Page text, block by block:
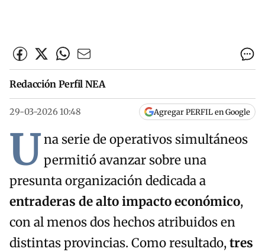
Redacción Perfil NEA
29-03-2026 10:48 Agregar PERFIL en Google
Una serie de operativos simultáneos
permitió avanzar sobre una
presunta organización dedicada a
entraderas de alto impacto económico,
con al menos dos hechos atribuidos en
distintas provincias. Como resultado,tres